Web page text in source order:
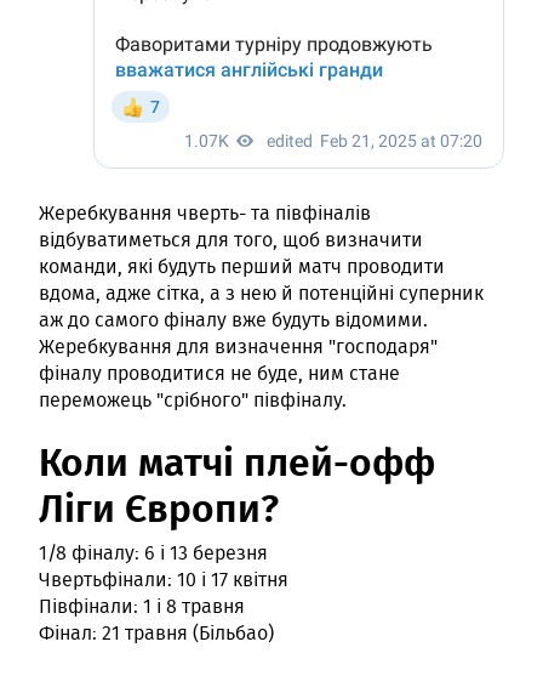
Жеребкування чверть- та півфіналів
відбуватиметься для того, щоб визначити
команди, які будуть перший матч проводити
вдома, адже сітка, а з нею й потенційні суперник
аж до самого фіналу вже будуть відомими.
Жеребкування для визначення "господаря"
фіналу проводитися не буде, ним стане
переможець "срібного" півфіналу.
Коли матчі плей-офф
Ліги Європи?
1/8 фіналу: 6 і 13 березня
Чвертьфінали: 10 і 17 квітня
Півфінали: 1 і 8 травня
Фінал: 21 травня (Більбао)